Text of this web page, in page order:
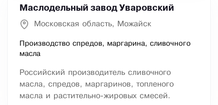
Маслодельный завод Уваровский
Московская область, Можайск
Производство спредов, маргарина, сливочного
масла
Российский производитель сливочного
масла, спредов, маргаринов, топленого
масла и растительно-жировых смесей.